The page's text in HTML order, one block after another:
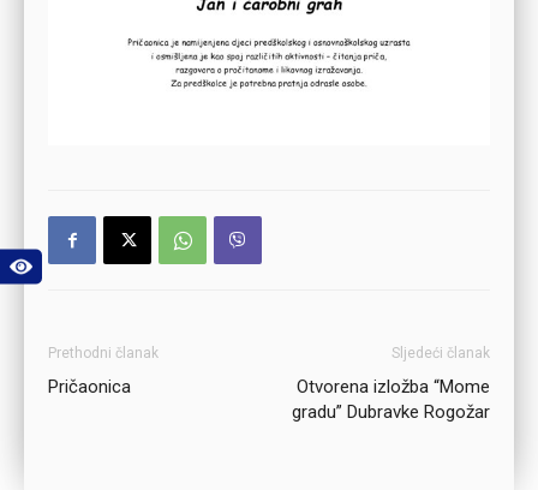
Prethodni članak
Pričaonica
Sljedeći članak
Otvorena izložba “Mome
gradu” Dubravke Rogožar